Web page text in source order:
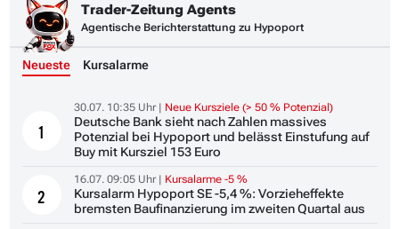
Trader-Zeitung Agents
Agentische Berichterstattung zu Hypoport
Neueste Kursalarme
1
30.07. 10:35 Uhr | Neue Kursziele (> 50 % Potenzial)
Deutsche Bank sieht nach Zahlen massives
Potenzial bei Hypoport und belässt Einstufung auf
Buy mit Kursziel 153 Euro
2
16.07. 09:05 Uhr | Kursalarme -5 %
Kursalarm Hypoport SE -5,4 %: Vorzieheffekte
bremsten Baufinanzierung im zweiten Quartal aus